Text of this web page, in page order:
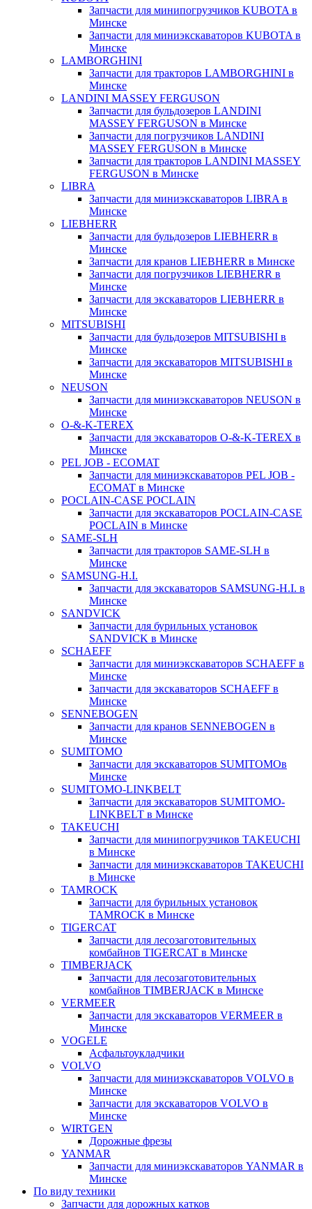
Запчасти для минипогрузчиков KUBOTA в
Минске
Запчасти для миниэкскаваторов KUBOTA в
Минске
LAMBORGHINI
Запчасти для тракторов LAMBORGHINI в
Минске
LANDINI MASSEY FERGUSON
Запчасти для бульдозеров LANDINI
MASSEY FERGUSON в Минске
Запчасти для погрузчиков LANDINI
MASSEY FERGUSON в Минске
Запчасти для тракторов LANDINI MASSEY
FERGUSON в Минске
LIBRA
Запчасти для миниэкскаваторов LIBRA в
Минске
LIEBHERR
Запчасти для бульдозеров LIEBHERR в
Минске
Запчасти для кранов LIEBHERR в Минске
Запчасти для погрузчиков LIEBHERR в
Минске
Запчасти для экскаваторов LIEBHERR в
Минске
MITSUBISHI
Запчасти для бульдозеров MITSUBISHI в
Минске
Запчасти для экскаваторов MITSUBISHI в
Минске
NEUSON
Запчасти для миниэкскаваторов NEUSON в
Минске
O-&-K-TEREX
Запчасти для экскаваторов O-&-K-TEREX в
Минске
PEL JOB - ECOMAT
Запчасти для миниэкскаваторов PEL JOB -
ECOMAT в Минске
POCLAIN-CASE POCLAIN
Запчасти для экскаваторов POCLAIN-CASE
POCLAIN в Минске
SAME-SLH
Запчасти для тракторов SAME-SLH в
Минске
SAMSUNG-H.I.
Запчасти для экскаваторов SAMSUNG-H.I. в
Минске
SANDVICK
Запчасти для бурильных установок
SANDVICK в Минске
SCHAEFF
Запчасти для миниэкскаваторов SCHAEFF в
Минске
Запчасти для экскаваторов SCHAEFF в
Минске
SENNEBOGEN
Запчасти для кранов SENNEBOGEN в
Минске
SUMITOMO
Запчасти для экскаваторов SUMITOMOв
Минске
SUMITOMO-LINKBELT
Запчасти для экскаваторов SUMITOMO-
LINKBELT в Минске
TAKEUCHI
Запчасти для минипогрузчиков TAKEUCHI
в Минске
Запчасти для миниэкскаваторов TAKEUCHI
в Минске
TAMROCK
Запчасти для бурильных установок
TAMROCK в Минске
TIGERCAT
Запчасти для лесозаготовительных
комбайнов TIGERCAT в Минске
TIMBERJACK
Запчасти для лесозаготовительных
комбайнов TIMBERJACK в Минске
VERMEER
Запчасти для экскаваторов VERMEER в
Минске
VOGELE
Асфальтоукладчики
VOLVO
Запчасти для миниэкскаваторов VOLVO в
Минске
Запчасти для экскаваторов VOLVO в
Минске
WIRTGEN
Дорожные фрезы
YANMAR
Запчасти для миниэкскаваторов YANMAR в
Минске
По виду техники
Запчасти для дорожных катков